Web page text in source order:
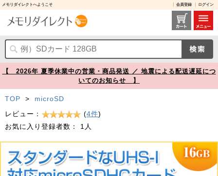
メモリダイレクトへようこそ 会員登録 ログイン
microSDHCカード 16GB Class10 UHS-I U1 SDカード変換アダプタ付き Nintendo Switch 動作確認済 Transcend製【メモリダイレクト】
【 2026年 夏季休業中の営業・商品発送 ／ 地震による配送遅延につ
いてのお知らせ 】
TOP >
microSD
レビュー：
(4件)
お気に入り登録者数：
1人